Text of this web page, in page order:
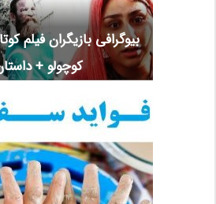
بیوگرافی بازیگران فیلم
کوچولو +